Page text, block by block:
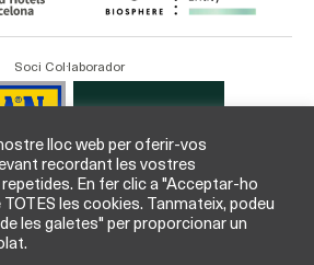
Soci Col·laborador
lloc web per oferir-vos
recordant les vostres
En fer clic a "Acceptar-ho
les cookies. Tanmateix, podeu
les galetes" per proporcionar un